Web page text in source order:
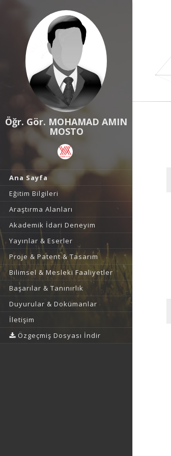
Öğr. Gör. MOHAMAD AMIN
MOSTO
Ana Sayfa
Eğitim Bilgileri
Araştırma Alanları
Akademik İdari Deneyim
Yayınlar & Eserler
Proje & Patent & Tasarım
Bilimsel & Mesleki Faaliyetler
Başarılar & Tanınırlık
Duyurular & Dokümanlar
İletişim
Özgeçmiş Dosyası İndir